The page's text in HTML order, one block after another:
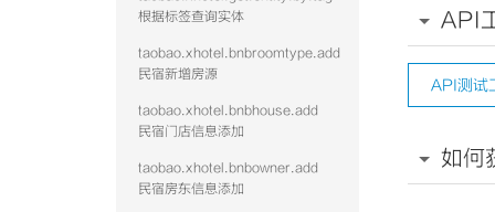
根据标签查询实体
taobao.xhotel.bnbroomtype.add
民宿新增房源
taobao.xhotel.bnbhouse.add
民宿门店信息添加
taobao.xhotel.bnbowner.add
民宿房东信息添加
API
API测试
如何